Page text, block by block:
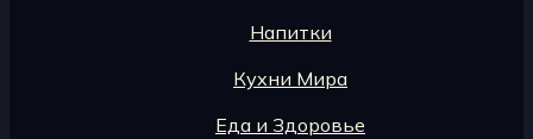
Напитки
Кухни Мира
Еда и Здоровье